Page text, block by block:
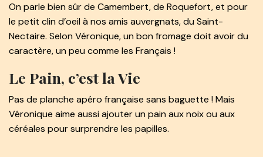
On parle bien sûr de Camembert, de Roquefort, et pour
le petit clin d’oeil à nos amis auvergnats, du Saint-
Nectaire. Selon Véronique, un bon fromage doit avoir du
caractère, un peu comme les Français !
Le Pain, c’est la Vie
Pas de planche apéro française sans baguette ! Mais
Véronique aime aussi ajouter un pain aux noix ou aux
céréales pour surprendre les papilles.